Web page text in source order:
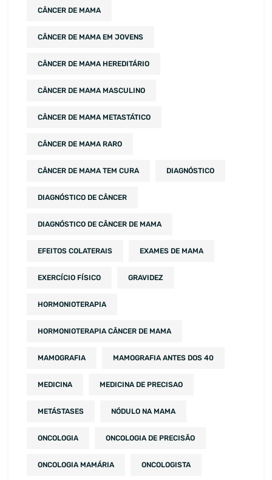
CÂNCER DE MAMA
CÂNCER DE MAMA EM JOVENS
CÂNCER DE MAMA HEREDITÁRIO
CÂNCER DE MAMA MASCULINO
CÂNCER DE MAMA METASTÁTICO
CÂNCER DE MAMA RARO
CÂNCER DE MAMA TEM CURA DIAGNÓSTICO
DIAGNÓSTICO DE CÂNCER
DIAGNÓSTICO DE CÂNCER DE MAMA
EFEITOS COLATERAIS EXAMES DE MAMA
EXERCÍCIO FÍSICO GRAVIDEZ
HORMONIOTERAPIA
HORMONIOTERAPIA CÂNCER DE MAMA
MAMOGRAFIA MAMOGRAFIA ANTES DOS 40
MEDICINA MEDICINA DE PRECISAO
METÁSTASES NÓDULO NA MAMA
ONCOLOGIA ONCOLOGIA DE PRECISÃO
ONCOLOGIA MAMÁRIA ONCOLOGISTA